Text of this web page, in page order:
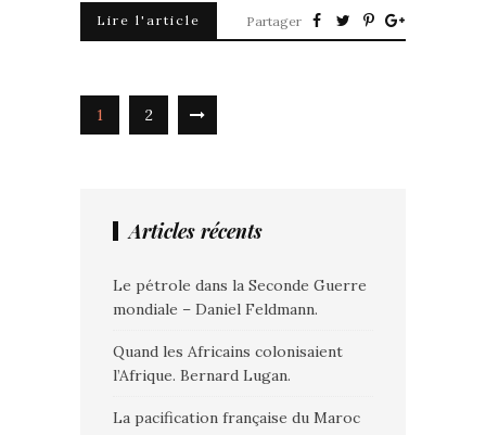
Lire l'article Partager
1 2
Articles récents
Le pétrole dans la Seconde Guerre
mondiale – Daniel Feldmann.
Quand les Africains colonisaient
l’Afrique. Bernard Lugan.
La pacification française du Maroc